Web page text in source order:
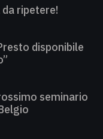
da ripetere!
disponibile
seminario